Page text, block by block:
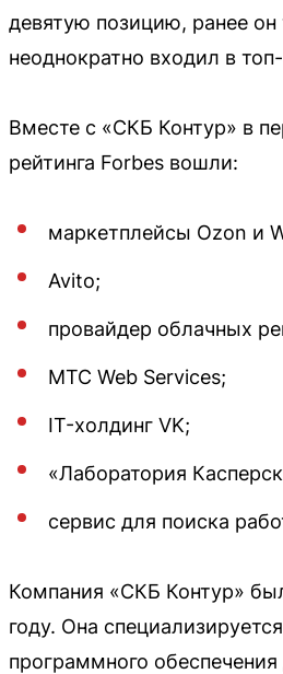
девятую позицию, ранее он
неоднократно входил в
Вместе с «СКБ Контур» в
рейтинга Forbes вошли:
маркетплейсы Ozon и
Avito;
провайдер облачных
МТС Web Services;
IT-холдинг VK;
«Лаборатория
сервис для поиска
Компания «СКБ Контур»
году. Она
программного